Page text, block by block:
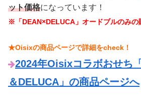
ット価格になっています！
※「DEAN×DELUCA」オードブルのみの
★Oisixの商品ページで詳細をcheck！
2024年Oisixコラボおせち
＆DELUCA」の商品ページへ